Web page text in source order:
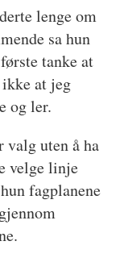
lenge om
sa hun
tanke at
at jeg
og ler.
valg uten å ha
velge linje
fagplanene